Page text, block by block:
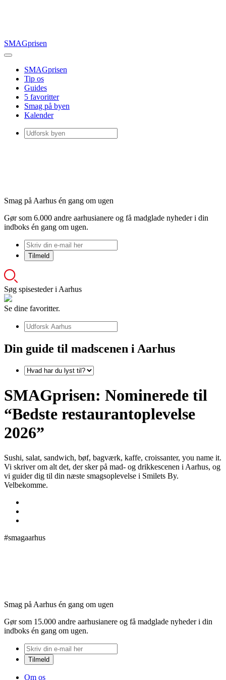
SMAGprisen
SMAGprisen
Tip os
Guides
5 favoritter
Smag på byen
Kalender
Smag på Aarhus én gang om ugen
Gør som 6.000 andre aarhusianere og få madglade nyheder i din
indboks én gang om ugen.
Søg spisesteder i Aarhus
Se dine favoritter.
Din guide til madscenen i Aarhus
SMAGprisen: Nominerede til
“Bedste restaurantoplevelse
2026”
Sushi, salat, sandwich, bøf, bagværk, kaffe, croissanter, you name it.
Vi skriver om alt det, der sker på mad- og drikkescenen i Aarhus, og
vi guider dig til din næste smagsoplevelse i Smilets By.
Velbekomme.
#smagaarhus
Smag på Aarhus én gang om ugen
Gør som 15.000 andre aarhusianere og få madglade nyheder i din
indboks én gang om ugen.
Om os